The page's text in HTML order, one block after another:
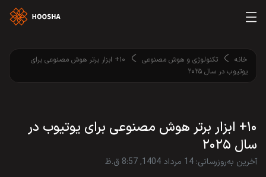
خانه تکنولوژی و هوش مصنوعی
۱۰+ ابزار برتر هوش مصنوعی برای
یوتیوب در سال ۲۰۲۵
۱۰+ ابزار برتر هوش مصنوعی برای یوتیوب در
سال ۲۰۲۵
آخرین به‌روزرسانی: 14 مرداد 1404, 8:57 ق.ظ